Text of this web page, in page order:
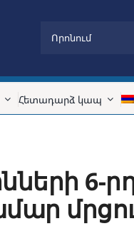
Հետադարձ կապ
6-